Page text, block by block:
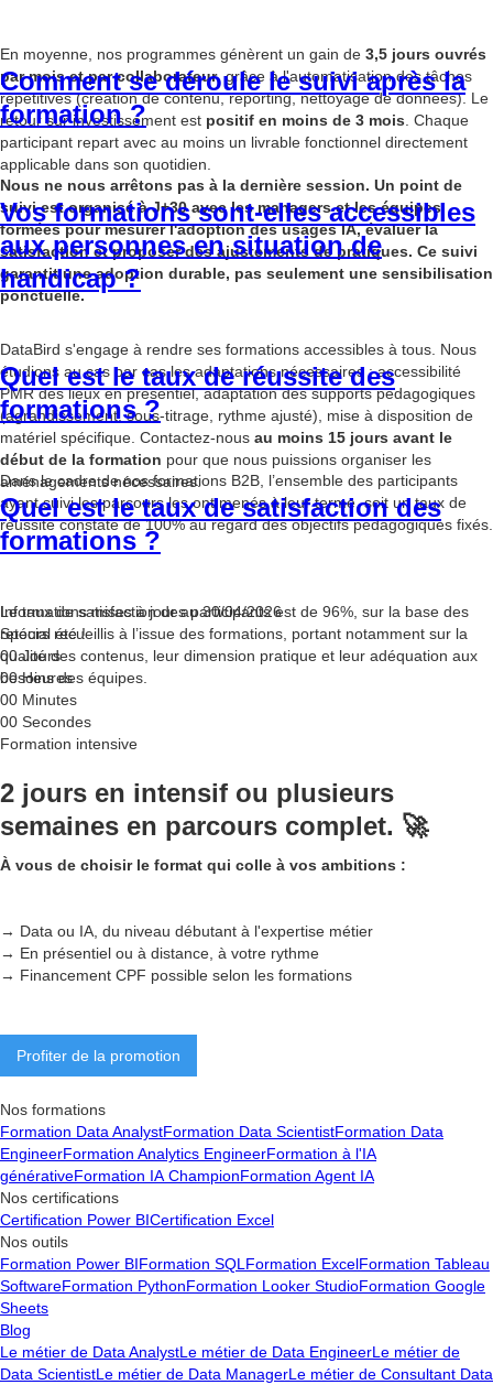
En moyenne, nos programmes génèrent un gain de 3,5 jours ouvrés
par mois et par collaborateur, grâce à l'automatisation des tâches
répétitives (création de contenu, reporting, nettoyage de données). Le
retour sur investissement est positif en moins de 3 mois . Chaque
participant repart avec au moins un livrable fonctionnel directement
applicable dans son quotidien.
Comment se déroule le suivi après la
formation ?
Nous ne nous arrêtons pas à la dernière session. Un point de
suivi est organisé à J+30 avec les managers et les équipes
formées pour mesurer l'adoption des usages IA, évaluer la
satisfaction et proposer des ajustements de pratiques. Ce suivi
garantit une adoption durable, pas seulement une sensibilisation
ponctuelle.
Vos formations sont-elles accessibles
aux personnes en situation de
handicap ?
DataBird s'engage à rendre ses formations accessibles à tous. Nous
étudions au cas par cas les adaptations nécessaires : accessibilité
PMR des lieux en présentiel, adaptation des supports pédagogiques
(agrandissement, sous-titrage, rythme ajusté), mise à disposition de
matériel spécifique. Contactez-nous au moins 15 jours avant le
début de la formation pour que nous puissions organiser les
aménagements nécessaires.
Quel est le taux de réussite des
formations ?
Dans le cadre de nos formations B2B, l’ensemble des participants
ayant suivi les parcours les ont menés à leur terme, soit un taux de
réussite constaté de 100% au regard des objectifs pédagogiques fixés.
Quel est le taux de satisfaction des
formations ?
Le taux de satisfaction des participants est de 96%, sur la base des
retours recueillis à l’issue des formations, portant notamment sur la
qualité des contenus, leur dimension pratique et leur adéquation aux
besoins des équipes.
Informations mises à jour au 30/04/2026
Spécial été !
00 Jours
00 Heures
00 Minutes
00 Secondes
Formation intensive
2 jours en intensif ou plusieurs
semaines en parcours complet. 🚀
À vous de choisir le format qui colle à vos ambitions :
→ Data ou IA, du niveau débutant à l'expertise métier
→ En présentiel ou à distance, à votre rythme
→ Financement CPF possible selon les formations
Profiter de la promotion
Nos formations
Formation Data AnalystFormation Data ScientistFormation Data
EngineerFormation Analytics EngineerFormation à l'IA
générativeFormation IA ChampionFormation Agent IA
Nos certifications
Certification Power BICertification Excel
Nos outils
Formation Power BIFormation SQL Formation ExcelFormation Tableau
SoftwareFormation PythonFormation Looker StudioFormation Google
Sheets
Blog
Le métier de Data AnalystLe métier de Data EngineerLe métier de
Data ScientistLe métier de Data ManagerLe métier de Consultant Data